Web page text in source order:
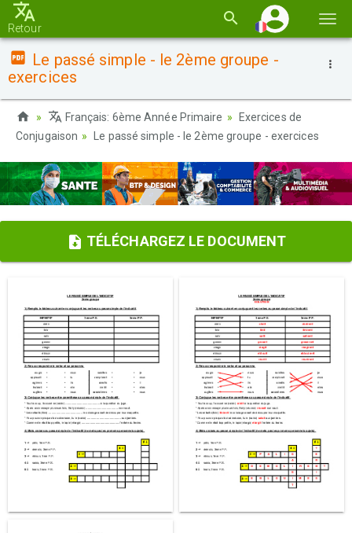
la
Retour
Le passé simple - le 2ème groupe -
exercices
Français: 6ème Année Primaire
Exercices de
Conjugaison
Le passé simple - le 2ème groupe - exercices
TÉLÉCHARGEZ LE DOCUMENT